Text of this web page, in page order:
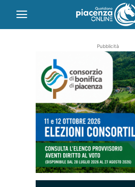
Pubblicità